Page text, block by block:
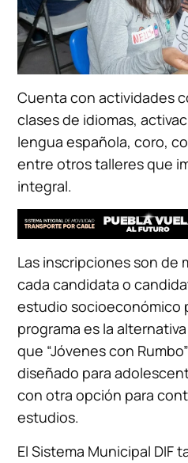
Cuenta con actividades
clases de idiomas,
lengua española, coro,
entre otros talleres que
integral.
Las inscripciones son de
cada candidata o
estudio socioeconómico
programa es la
que “Jóvenes con
diseñado para
con otra opción para
estudios.
El Sistema Municipal DIF